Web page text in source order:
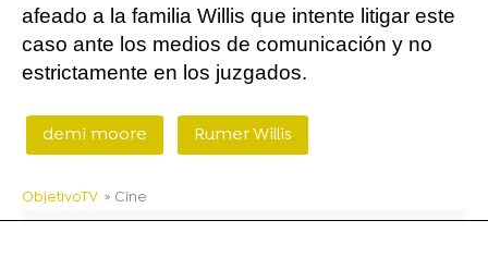
afeado a la familia Willis que intente litigar este
caso ante los medios de comunicación y no
estrictamente en los juzgados.
demi moore Rumer Willis
ObjetivoTV » Cine